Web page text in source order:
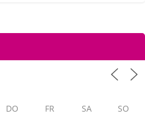
DO FR SA SO